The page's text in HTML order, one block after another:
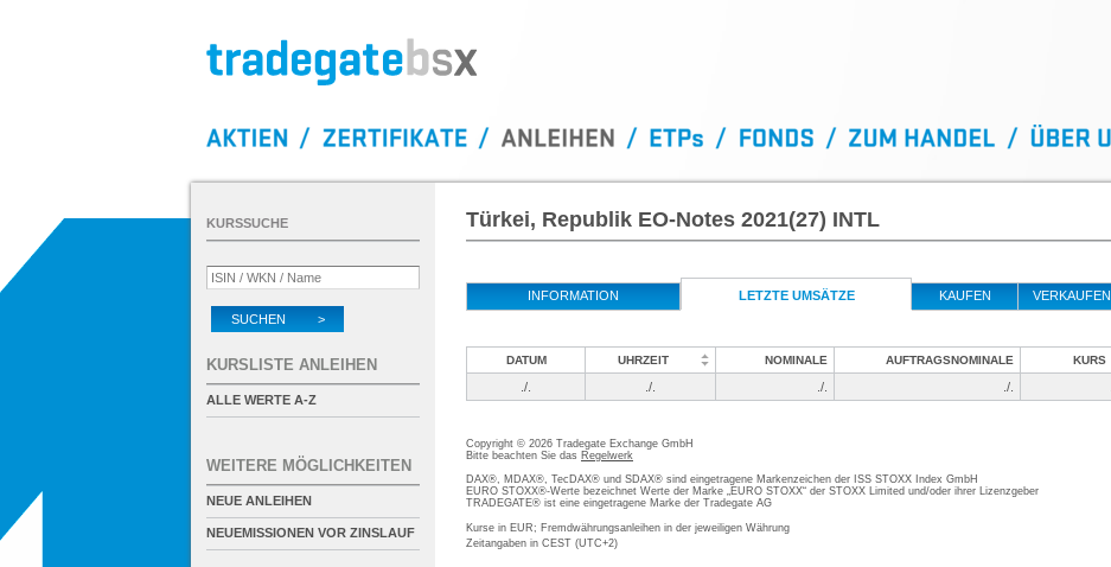
Türkei, Republik EO-Notes 2021(27) INTL
INFORMATION LETZTE UMSÄTZE KAUFEN VERKAUFEN
DATUM UHRZEIT NOMINALE AUFTRAGSNOMINALE KURS
./. ./. ./. ./.
Copyright © 2026 Tradegate Exchange GmbH
Bitte beachten Sie das Regelwerk
DAX®, MDAX®, TecDAX® und SDAX® sind eingetragene Markenzeichen der ISS STOXX Index GmbH
EURO STOXX®-Werte bezeichnet Werte der Marke „EURO STOXX“ der STOXX Limited und/oder ihrer Lizenzgeber
TRADEGATE® ist eine eingetragene Marke der Tradegate AG
Kurse in EUR; Fremdwährungsanleihen in der jeweiligen Währung
Zeitangaben in CEST (UTC+2)
KURSSUCHE
SUCHEN >
KURSLISTE ANLEIHEN
ALLE WERTE A-Z
WEITERE MÖGLICHKEITEN
NEUE ANLEIHEN
NEUEMISSIONEN VOR ZINSLAUF